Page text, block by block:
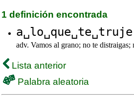
1 definición encontrada
adv. Vamos al grano; no te
Lista anterior
Palabra aleatoria